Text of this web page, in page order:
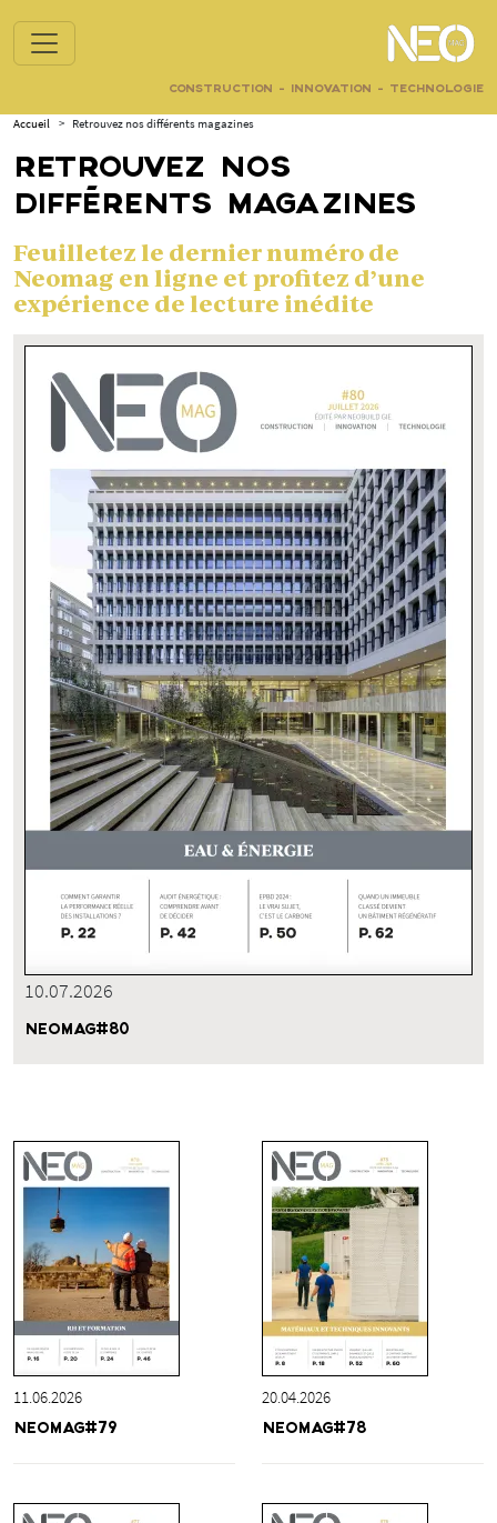
CONSTRUCTION - INNOVATION - TECHNOLOGIE
Accueil > Retrouvez nos différents magazines
RETROUVEZ NOS
DIFFÉRENTS MAGAZINES
Feuilletez le dernier numéro de
Neomag en ligne et profitez d’une
expérience de lecture inédite
10.07.2026
NEOMAG#80
11.06.2026
NEOMAG#79
20.04.2026
NEOMAG#78